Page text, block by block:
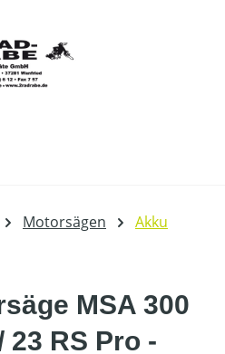
Motorsägen Akku
MSA 300
23 RS Pro -